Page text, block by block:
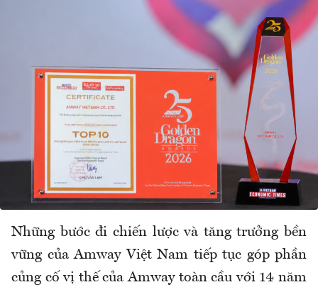
Những bước đi chiến lược và tăng trưởng bền
vững của Amway Việt Nam tiếp tục góp phần
củng cố vị thế của Amway toàn cầu với 14 năm